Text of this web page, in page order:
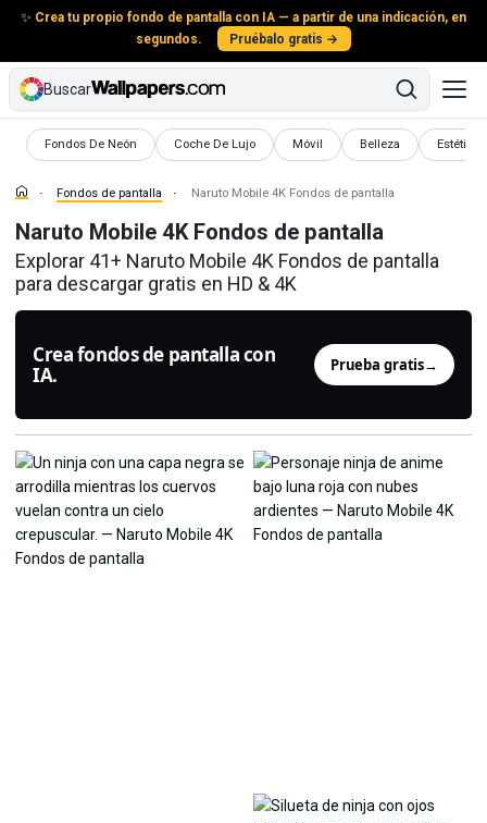
✨ Crea tu propio fondo de pantalla con IA — a partir de una indicación, en
segundos.
Pruébalo gratis →
Buscar
Fondos De Neón
Fondos de pantalla Coche De Lujo
Fondos de pantalla Móvil
Fondos de pantalla
Belleza
Fondos de pantalla
Estética
Fondos
Fondos de pantalla Naruto Mobile 4K Fondos de pantalla
Naruto Mobile 4K Fondos de pantalla
Explorar 41+ Naruto Mobile 4K Fondos de pantalla
para descargar gratis en HD & 4K
Crea fondos de pantalla con
IA.
Prueba gratis→